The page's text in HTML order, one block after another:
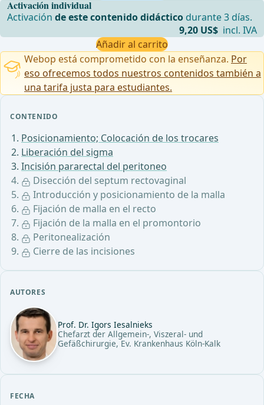
CONTENIDO
Posicionamiento; Colocación de los trocares
Liberación del sigma
Incisión pararectal del peritoneo
Disección del septum rectovaginal
Introducción y posicionamiento de la malla
Fijación de malla en el recto
Fijación de la malla en el promontorio
Peritonealización
Cierre de las incisiones
AUTORES
Prof. Dr. Igors Iesalnieks
Chefarzt der Allgemein-, Viszeral- und
Gefäßchirurgie, Ev. Krankenhaus Köln-Kalk
FECHA
Activación individual
Activaciónde este contenido didáctico durante 3 días.
9,20 US$ incl. IVA
Añadir al carrito
Webop está comprometido con la enseñanza. Por
eso ofrecemos todos nuestros contenidos también a
una tarifa justa para estudiantes.